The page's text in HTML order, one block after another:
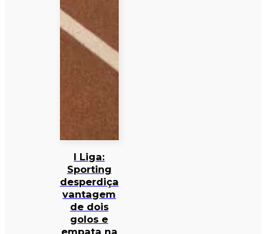
I Liga:
Sporting
desperdiça
vantagem
de dois
golos e
empata na